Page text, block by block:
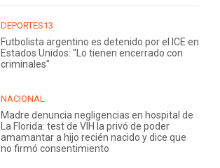
DEPORTES13
Futbolista argentino es detenido por el ICE en
Estados Unidos: "Lo tienen encerrado con
criminales"
NACIONAL
Madre denuncia negligencias en hospital de
La Florida: test de VIH la privó de poder
amamantar a hijo recién nacido y dice que
no firmó consentimiento